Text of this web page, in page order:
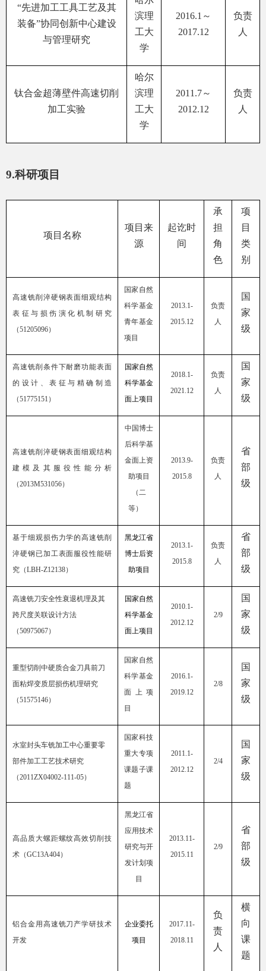
“先进加工工具工艺及其
装备”协同创新中心建设
与管理研究
滨理
工大
学
2016.1 ～
2017.12
负责
人
钛合金超薄壁件高速切削
加工实验
哈尔
滨理
工大
学
2011.7～
2012.12
负责
人
9.科研项目
项目名称
项目来
源
起讫时
间
承
担
角
色
项
目
类
别
高速铣削淬硬钢表面细观结构
表征与损伤演化机制研究
（51205096）
国家自然
科学基金
青年基金
项目
2013.1-
2015.12
负责
人
国
家
级
高速铣削条件下耐磨功能表面
的设计、表征与精确 制造
（51775151 ）
国家自然
科学基金
面上项目
2018.1-
2021.12
负责
人
国
家
级
高速铣削淬硬钢表面细观结构
建模及其服役性能分析
（2013M531056）
中国博士
后科学基
金面上资
助项目
（二
等）
2013.9-
2015.8
负责
人
省
部
级
基于细观损伤力学的高速铣削
淬硬钢已加工表面服役性能研
究（LBH-Z12138）
黑龙江省
博士后资
助项目
2013.1-
2015.8
负责
人
省
部
级
高速铣刀安全性衰退机理及其
跨尺度关联设计方法
（50975067）
国家自然
科学基金
面上项目
2010.1-
2012.12
2/9
国
家
级
重型切削中硬质合金刀具前刀
面粘焊变质层损伤机理研究
（51575146）
国家自然
科学基金
面上项
目
2016.1-
2019.12
2/8
国
家
级
水室封头车铣加工中心重要零
部件加工工艺技术研究
（2011ZX04002-111-05）
国家科技
重大专项
课题子课
题
2011.1-
2012.12
2/4
国
家
级
高品质大螺距螺纹高效切削技
术（GC13A404）
黑龙江省
应用技术
研究与开
发计划项
目
2013.11-
2015.11
2/9
省
部
级
铝合金用高速铣刀产学研技术
开发
企业委托
项目
2017.11-
2018.11
负
责
人
横
向
课
题